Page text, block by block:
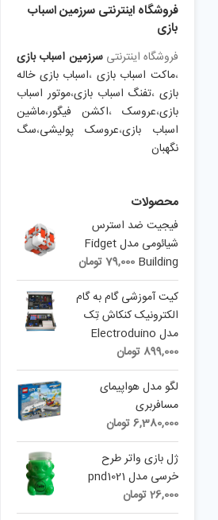
فروشگاه اینترنتی سرزمین اسباب
بازی
فروشگاه اینترنتیسرزمین اسباب بازی
،ماکت اسباب بازی ،اسباب بازی خاله
بازی،تفنگ اسباب بازی،موتور اسباب
بازی،عروسک،اکشن فیگور،ماشین
اسباب بازی،عروسک پولیشی،سگ
نگهبان
محصولات
فیجیت ضد استرس
شیائومی مدل Fidget
Building
79,000تومان
کیت آموزشی گام به گام
الکترونیک کنکاش تِک
مدل Electroduino
899,000 تومان
لگو مدل هواپیمای
مسافربری
6,380,000تومان
ژل بازی واتر طرح
خرسی مدل pnd1021
26,000تومان